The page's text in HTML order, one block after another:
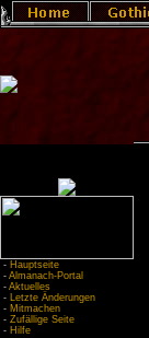
- Hauptseite
- Almanach-Portal
- Aktuelles
- Letzte Änderungen
- Mitmachen
- Zufällige Seite
- Hilfe